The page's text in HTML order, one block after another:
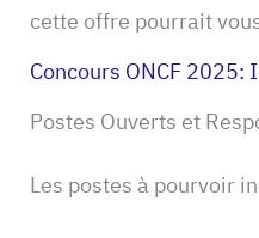
cette offre pourrait
Concours ONCF
Postes Ouverts et
Les postes à pourvoir